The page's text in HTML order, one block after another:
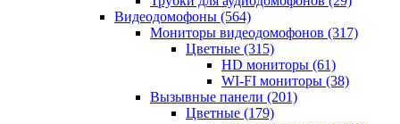
Видеодомофоны (564)
Мониторы видеодомофонов (317)
Цветные (315)
HD мониторы (61)
WI-FI мониторы (38)
Вызывные панели (201)
Цветные (179)